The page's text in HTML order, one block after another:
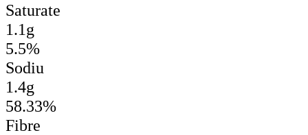
Saturate
1.1g
5.5%
Sodiu
1.4g
58.33%
Fibre